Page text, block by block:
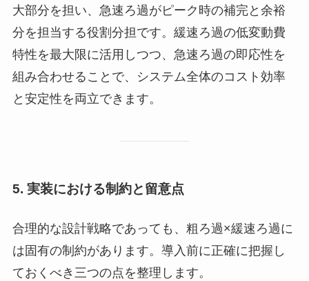
大部分を担い、急速ろ過がピーク時の補完と余裕
分を担当する役割分担です。緩速ろ過の低変動費
特性を最大限に活用しつつ、急速ろ過の即応性を
組み合わせることで、システム全体のコスト効率
と安定性を両立できます。
5. 実装における制約と留意点
合理的な設計戦略であっても、粗ろ過×緩速ろ過に
は固有の制約があります。導入前に正確に把握し
ておくべき三つの点を整理します。